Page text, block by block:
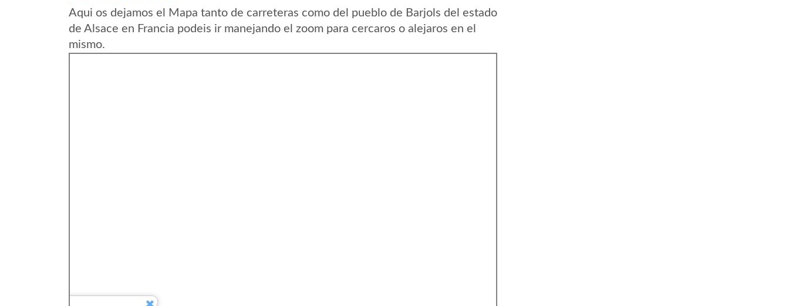
Aqui os dejamos el Mapa tanto de carreteras como del pueblo de Barjols del estado
de Alsace en Francia podeis ir manejando el zoom para cercaros o alejaros en el
mismo.